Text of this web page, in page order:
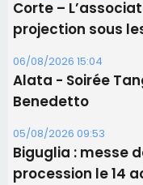
Corte –
projection sous
06/08/2026 15:04
Alata - Soirée
Benedetto
05/08/2026 09:53
Biguglia : messe
procession le 14